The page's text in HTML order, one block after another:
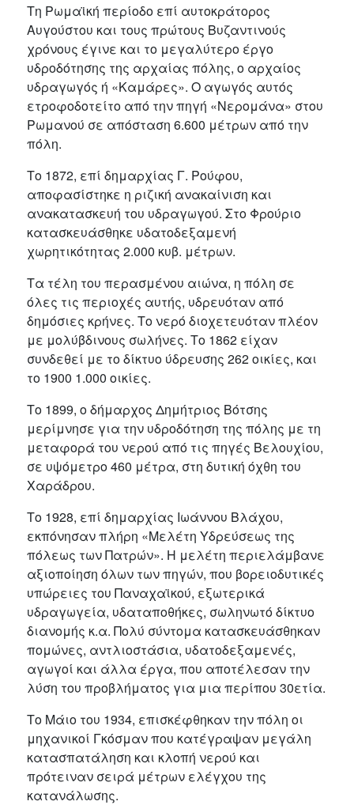
Τη Ρωμαϊκή περίοδο επί αυτοκράτορος
Αυγούστου και τους πρώτους Βυζαντινούς
χρόνους έγινε και το μεγαλύτερο έργο
υδροδότησης της αρχαίας πόλης, ο αρχαίος
υδραγωγός ή «Καμάρες». Ο αγωγός αυτός
ετροφοδοτείτο από την πηγή «Νερομάνα» στου
Ρωμανού σε απόσταση 6.600 μέτρων από την
πόλη.
Το 1872, επί δημαρχίας Γ. Ρούφου,
αποφασίστηκε η ριζική ανακαίνιση και
ανακατασκευή του υδραγωγού. Στο Φρούριο
κατασκευάσθηκε υδατοδεξαμενή
χωρητικότητας 2.000 κυβ. μέτρων.
Τα τέλη του περασμένου αιώνα, η πόλη σε
όλες τις περιοχές αυτής, υδρευόταν από
δημόσιες κρήνες. Το νερό διοχετευόταν πλέον
με μολύβδινους σωλήνες. Το 1862 είχαν
συνδεθεί με το δίκτυο ύδρευσης 262 οικίες, και
το 1900 1.000 οικίες.
Το 1899, ο δήμαρχος Δημήτριος Βότσης
μερίμνησε για την υδροδότηση της πόλης με τη
μεταφορά του νερού από τις πηγές Βελουχίου,
σε υψόμετρο 460 μέτρα, στη δυτική όχθη του
Χαράδρου.
Το 1928, επί δημαρχίας Ιωάννου Βλάχου,
εκπόνησαν πλήρη «Μελέτη Υδρεύσεως της
πόλεως των Πατρών». Η μελέτη περιελάμβανε
αξιοποίηση όλων των πηγών, που βορειοδυτικές
υπώρειες του Παναχαϊκού, εξωτερικά
υδραγωγεία, υδαταποθήκες, σωληνωτό δίκτυο
διανομής κ.α. Πολύ σύντομα κατασκευάσθηκαν
πομώνες, αντλιοστάσια, υδατοδεξαμενές,
αγωγοί και άλλα έργα, που αποτέλεσαν την
λύση του προβλήματος για μια περίπου 30ετία.
Το Μάιο του 1934, επισκέφθηκαν την πόλη οι
μηχανικοί Γκόσμαν που κατέγραψαν μεγάλη
κατασπατάληση και κλοπή νερού και
πρότειναν σειρά μέτρων ελέγχου της
κατανάλωσης.